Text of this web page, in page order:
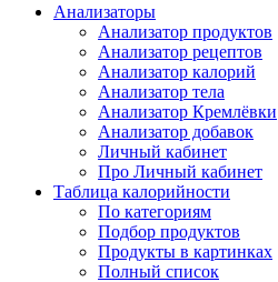
Анализаторы
Анализатор продуктов
Анализатор рецептов
Анализатор калорий
Анализатор тела
Анализатор Кремлёвки
Анализатор добавок
Личный кабинет
Про Личный кабинет
Таблица калорийности
По категориям
Подбор продуктов
Продукты в картинках
Полный список